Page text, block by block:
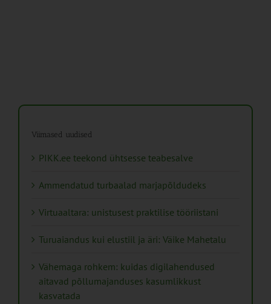
Viimased uudised
PIKK.ee teekond ühtsesse teabesalve
Ammendatud turbaalad marjapõldudeks
Virtuaaltara: unistusest praktilise tööriistani
Turuaiandus kui elustiil ja äri: Väike Mahetalu
Vähemaga rohkem: kuidas digilahendused
aitavad põllumajanduses kasumlikkust
kasvatada